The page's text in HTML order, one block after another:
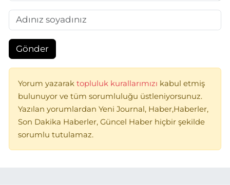
Gönder
Yorum yazarak topluluk kurallarımızı kabul etmiş
bulunuyor ve tüm sorumluluğu üstleniyorsunuz.
Yazılan yorumlardan Yeni Journal, Haber,Haberler,
Son Dakika Haberler, Güncel Haber hiçbir şekilde
sorumlu tutulamaz.